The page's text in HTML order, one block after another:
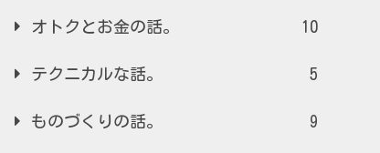
オトクとお金の話。 10
テクニカルな話。 5
ものづくりの話。 9